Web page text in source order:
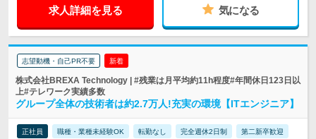
求人詳細を見る 気になる
志望動機・自己PR不要 新着
株式会社BREXA Technology | #残業は月平均約11h程度#年間休日123日以
上#テレワーク実績多数
グループ全体の技術者は約2.7万人!充実の環境【ITエンジニア】
正社員 職種・業種未経験OK 転勤なし 完全週休2日制 第二新卒歓迎